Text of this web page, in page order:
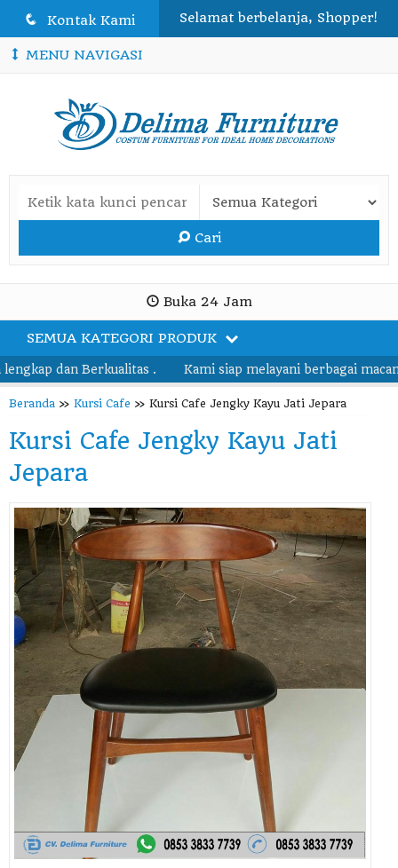
q Kontak Kami Selamat berbelanja, Shopper!
MENU NAVIGASI
Cari
Buka 24 Jam
SEMUA KATEGORI PRODUK
dan Berkualitas . Kami siap melayani berbagai
Beranda » Kursi Cafe » Kursi Cafe Jengky Kayu Jati Jepara
Kursi Cafe Jengky Kayu Jati
Jepara